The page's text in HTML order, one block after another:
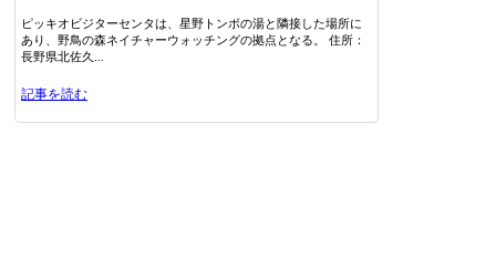
ピッキオビジターセンタは、星野トンボの湯と隣接した場所に
あり、野鳥の森ネイチャーウォッチングの拠点となる。 住所：
長野県北佐久...
記事を読む